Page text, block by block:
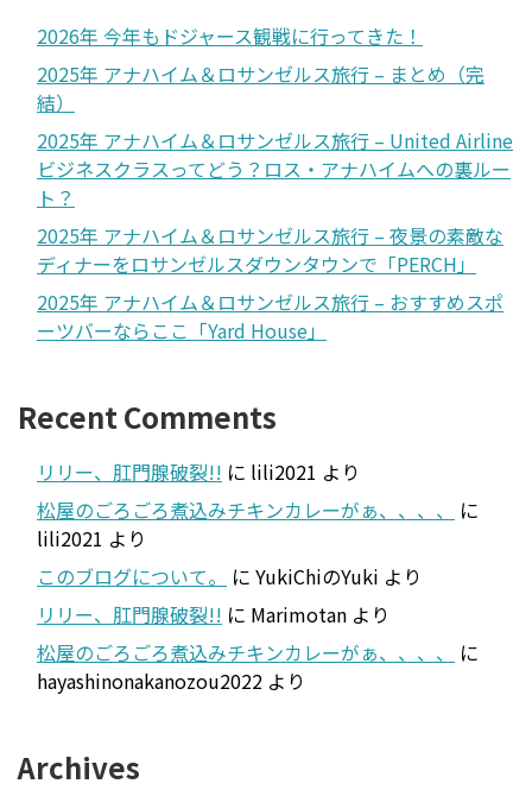
2026年 今年もドジャース観戦に行ってきた！
2025年 アナハイム＆ロサンゼルス旅行 – まとめ（完
結）
2025年 アナハイム＆ロサンゼルス旅行 – United Airline
ビジネスクラスってどう？ロス・アナハイムへの裏ルー
ト？
2025年 アナハイム＆ロサンゼルス旅行 – 夜景の素敵な
ディナーをロサンゼルスダウンタウンで「PERCH」
2025年 アナハイム＆ロサンゼルス旅行 – おすすめスポ
ーツバーならここ「Yard House」
Recent Comments
リリー、肛門腺破裂!! に lili2021 より
松屋のごろごろ煮込みチキンカレーがぁ、、、、
に
lili2021 より
このブログについて。
に YukiChiのYuki より
リリー、肛門腺破裂!! に Marimotan より
松屋のごろごろ煮込みチキンカレーがぁ、、、、
に
hayashinonakanozou2022 より
Archives